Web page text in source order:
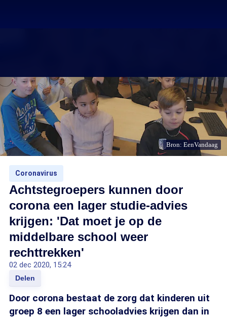
Bron: EenVandaag
Coronavirus
Achtstegroepers kunnen door
corona een lager studie-advies
krijgen: 'Dat moet je op de
middelbare school weer
rechttrekken'
02 dec 2020, 15:24
Delen
Door corona bestaat de zorg dat kinderen uit
groep 8 een lager schooladvies krijgen dan in